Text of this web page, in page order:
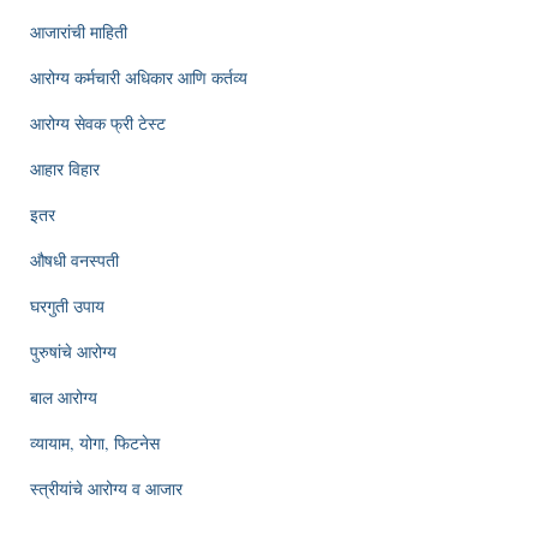
आजारांची माहिती
आरोग्य कर्मचारी अधिकार आणि कर्तव्य
आरोग्य सेवक फ्री टेस्ट
आहार विहार
इतर
औषधी वनस्पती
घरगुती उपाय
पुरुषांचे आरोग्य
बाल आरोग्य
व्यायाम, योगा, फिटनेस
स्त्रीयांचे आरोग्य व आजार